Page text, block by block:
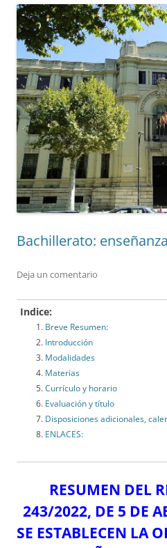
Bachillerato:
Deja un comentario
Indice:
Breve Resumen:
Introducción
Modalidades
Materias
Currículo y horario
Evaluación y título
Disposiciones adicionales,
ENLACES:
RESUMEN DEL
243/2022, DE 5 DE
SE ESTABLECEN LA